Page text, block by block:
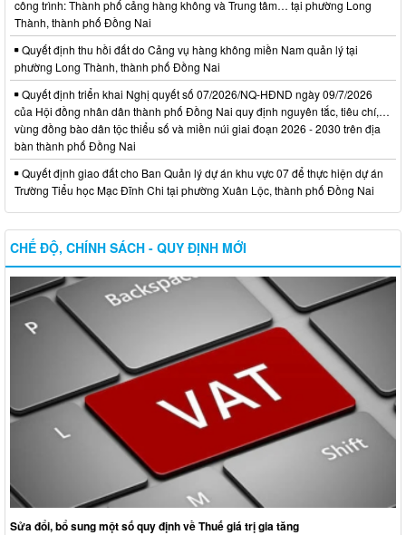
công trình: Thành phố cảng hàng không và Trung tâm… tại phường Long
Thành, thành phố Đồng Nai
Quyết định thu hồi đất do Cảng vụ hàng không miền Nam quản lý tại
phường Long Thành, thành phố Đồng Nai
Quyết định triển khai Nghị quyết số 07/2026/NQ-HĐND ngày 09/7/2026
của Hội đồng nhân dân thành phố Đồng Nai quy định nguyên tắc, tiêu chí,…
vùng đồng bào dân tộc thiểu số và miền núi giai đoạn 2026 - 2030 trên địa
bàn thành phố Đồng Nai
Quyết định giao đất cho Ban Quản lý dự án khu vực 07 để thực hiện dự án
Trường Tiểu học Mạc Đĩnh Chi tại phường Xuân Lộc, thành phố Đồng Nai
CHẾ ĐỘ, CHÍNH SÁCH - QUY ĐỊNH MỚI
Sửa đổi, bổ sung một số quy định về Thuế giá trị gia tăng